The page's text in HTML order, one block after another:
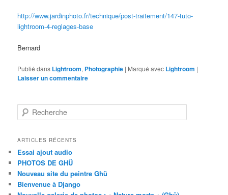
http://www.jardinphoto.fr/technique/post-traitement/147-tuto-
lightroom-4-reglages-base
Bernard
Publié dans Lightroom, Photographie | Marqué avec Lightroom |
Laisser un commentaire
e
h
r
c
h
e
ARTICLES RÉCENTS
Essai ajout audio
PHOTOS DE GHÜ
Nouveau site du peintre Ghü
Bienvenue à Django